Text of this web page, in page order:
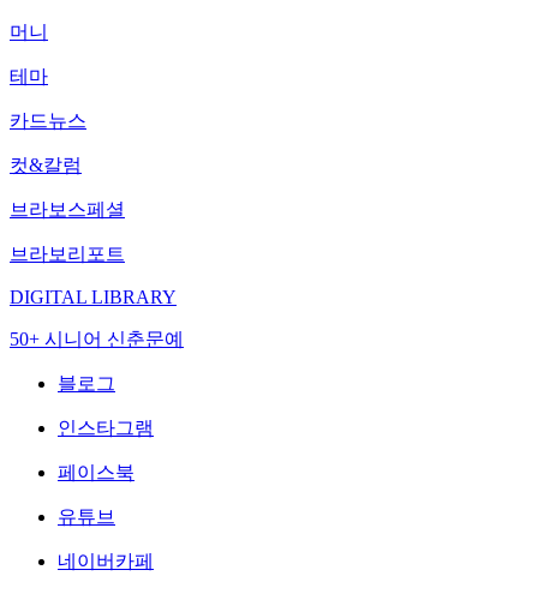
머니
테마
카드뉴스
컷&칼럼
브라보스페셜
브라보리포트
DIGITAL LIBRARY
50+ 시니어 신춘문예
블로그
인스타그램
페이스북
유튜브
네이버카페